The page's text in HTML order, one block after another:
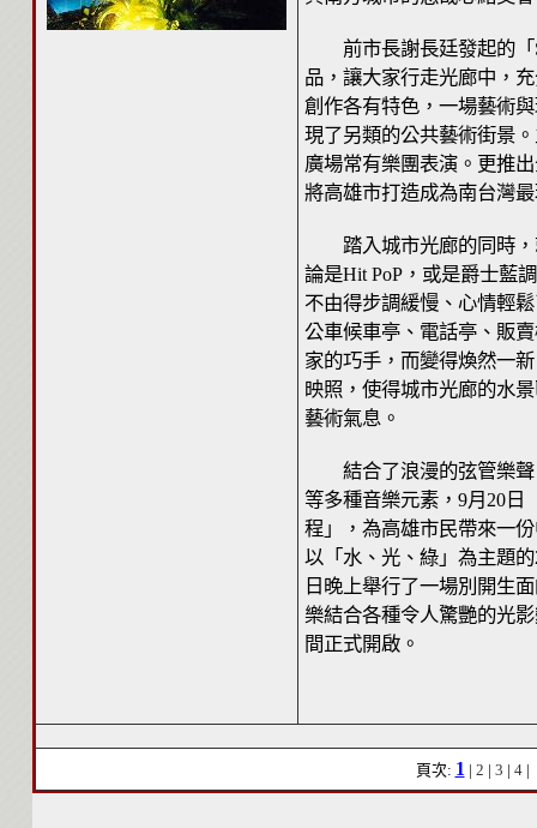
前市長謝長廷發起的「
品，讓大家行走光廊中，
創作各有特色，一場藝術
現了另類的公共藝術街景
廣場常有樂團表演。更推
將高雄市打造成為南台灣
踏入城市光廊的同時，
論是Hit PoP，或是爵士藍
不由得步調緩慢、心情輕
公車候車亭、電話亭、販
家的巧手，而變得煥然一
映照，使得城市光廊的水
藝術氣息。
結合了浪漫的弦管樂聲
等多種音樂元素，9月20日
程」，為高雄市民帶來一
以「水、光、綠」為主題
日晚上舉行了一場別開生
樂結合各種令人驚艷的光
間正式開啟。
頁次: 1| 2 | 3 | 4|